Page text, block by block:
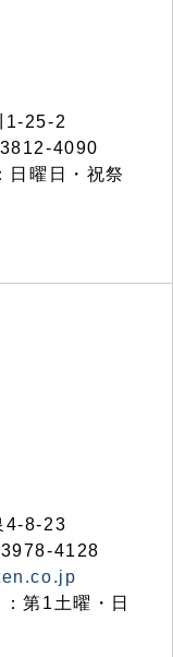
1-25-2
4090
曜日・祝祭
4-8-23
4128
第1土曜・日